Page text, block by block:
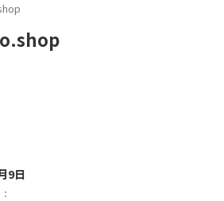
9日